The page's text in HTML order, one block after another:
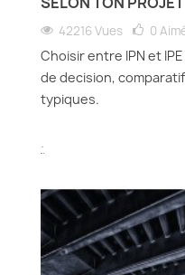
42216 Vues 0
Choisir entre IPN et
de decision,
typiques.